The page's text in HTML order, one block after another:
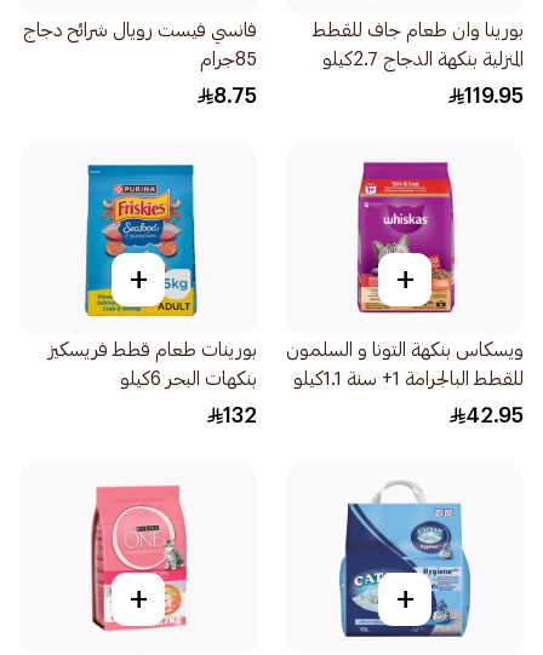
بورينا وان طعام جاف للقطط
المنزلية بنكهة الدجاج 2.7كيلو
119.95
فانسي فيست رويال شرائح دجاج
85جرام
8.75
+
ويسكاس بنكهة التونا و السلمون
للقطط البالجرامة 1+ سنة 1.1كيلو
42.95
+
بورينات طعام قطط فريسكيز
بنكهات البحر 6كيلو
132
+
+